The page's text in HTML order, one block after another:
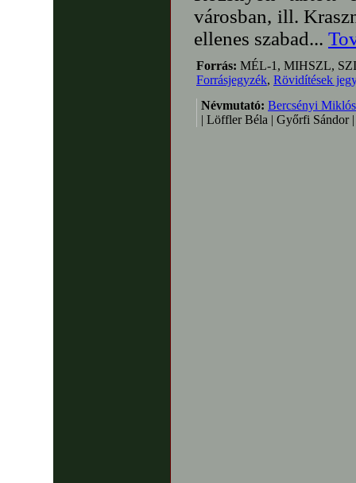
városban, ill.
ellenes szabad...
Forrás: MÉL-1, MIHSZL,
Forrásjegyzék, Rövidítések
Névmutató: Bercsényi Miklós
| Löffler Béla | Győrfi Sándor